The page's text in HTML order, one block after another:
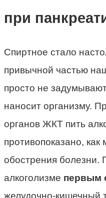
при
Спиртное стало
привычной частью
просто не
наносит организму.
органов ЖКТ пить
противопоказано,
обострения болезни.
алкоголизме первым
желудочно-кишечный